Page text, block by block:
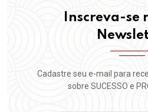
Inscreva-se
Cadastre seu e-mail para
sobre SUCESSO e